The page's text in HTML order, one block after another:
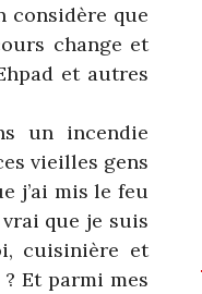
considère que
change et
et autres
un incendie
vieilles gens
j’ai mis le feu
vrai que je suis
cuisinière et
Et parmi mes